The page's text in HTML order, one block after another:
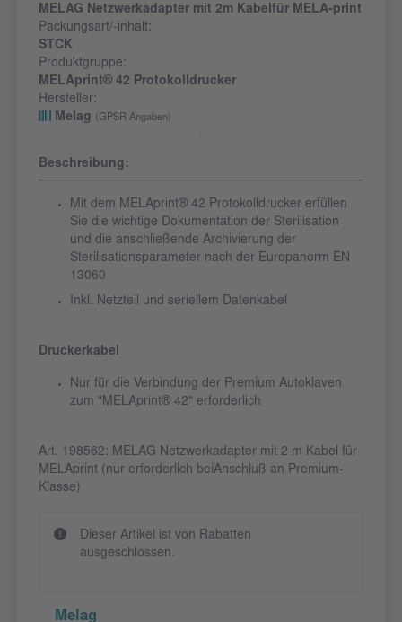
MELAG Netzwerkadapter mit 2m Kabelfür MELA-print
Packungsart/-inhalt:
STCK
Produktgruppe:
MELAprint® 42 Protokolldrucker
Hersteller:
Melag
(GPSR Angaben)
Beschreibung:
Mit dem MELAprint® 42 Protokolldrucker erfüllen
Sie die wichtige Dokumentation der Sterilisation
und die anschließende Archivierung der
Sterilisationsparameter nach der Europanorm EN
13060
Inkl. Netzteil und seriellem Datenkabel
Druckerkabel
Nur für die Verbindung der Premium Autoklaven
zum "MELAprint® 42" erforderlich
Art. 198562: MELAG Netzwerkadapter mit 2 m Kabel für
MELAprint (nur erforderlich beiAnschluß an Premium-
Klasse)
Dieser Artikel ist von Rabatten
ausgeschlossen.
Melag